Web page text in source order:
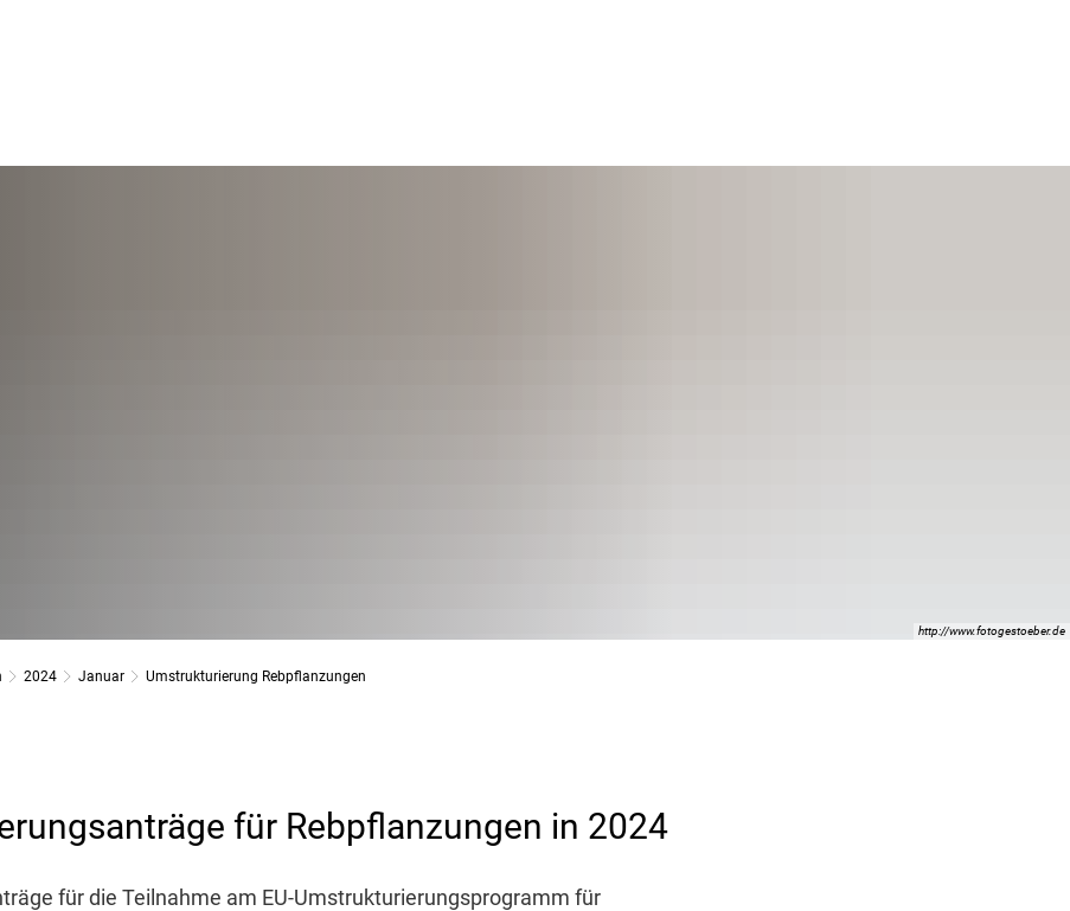
http://www.fotogestoeber.de
2024 Januar Umstrukturierung Rebpflanzungen
für Rebpflanzungen in 2024
für die Teilnahme am EU-Umstrukturierungsprogramm für